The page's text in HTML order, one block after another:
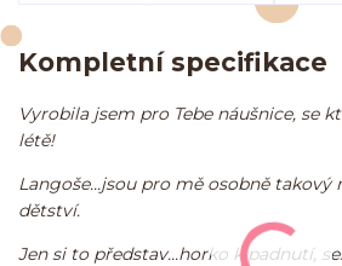
Kompletní specifikace
Vyrobila jsem pro Tebe náušnice, se
létě!
Langoše...jsou pro mě osobně takový
dětství.
Jen si to představ...horko k padnutí,